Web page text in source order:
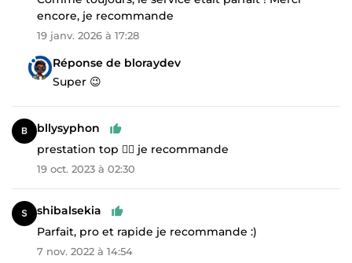
encore, je recommande
19 janv. 2026 à 17:28
Réponse de bloraydev
Super 😉
bllysyphon
prestation top 👍🏾 je recommande
19 oct. 2023 à 02:30
shibalsekia
Parfait, pro et rapide je recommande :)
7 nov. 2022 à 14:54